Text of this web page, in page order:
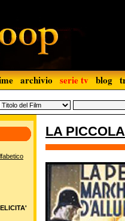
archivio serie tv blog
LA